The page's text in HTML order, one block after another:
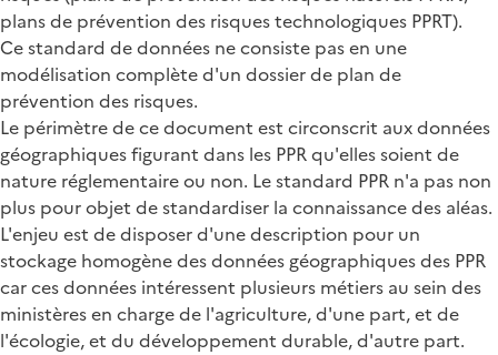
plans de prévention des risques technologiques PPRT).
Ce standard de données ne consiste pas en une
modélisation complète d'un dossier de plan de
prévention des risques.
Le périmètre de ce document est circonscrit aux données
géographiques figurant dans les PPR qu'elles soient de
nature réglementaire ou non. Le standard PPR n'a pas non
plus pour objet de standardiser la connaissance des aléas.
L'enjeu est de disposer d'une description pour un
stockage homogène des données géographiques des PPR
car ces données intéressent plusieurs métiers au sein des
ministères en charge de l'agriculture, d'une part, et de
l'écologie, et du développement durable, d'autre part.